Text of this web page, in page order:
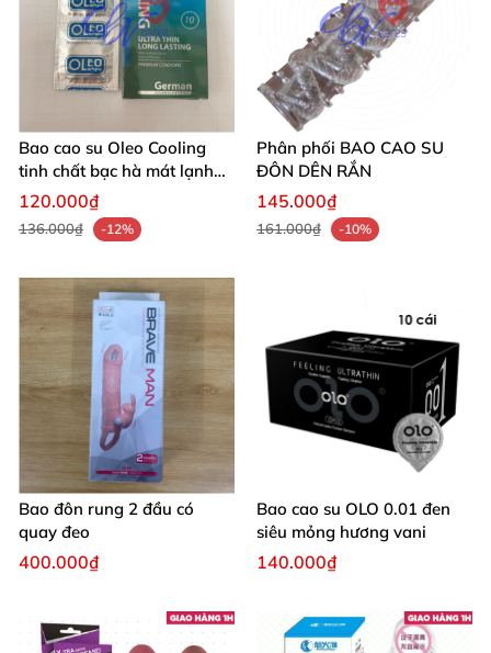
Bao cao su Oleo Cooling
tinh chất bạc hà mát lạnh
đặc biệt
120.000₫
136.000₫ -12%
Phân phối BAO CAO SU
ĐÔN DÊN RẮN
145.000₫
161.000₫ -10%
Bao đôn rung 2 đầu có
quay đeo
400.000₫
Bao cao su OLO 0.01 đen
siêu mỏng hương vani
140.000₫